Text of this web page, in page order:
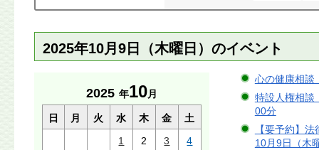
2025年10月9日（木曜日）のイベント
2025 年10月
日 月 火 水 木 金
土
1
2 3 4
心の健康相談
特設人権相談
00分
【要予約】
10月9日（木